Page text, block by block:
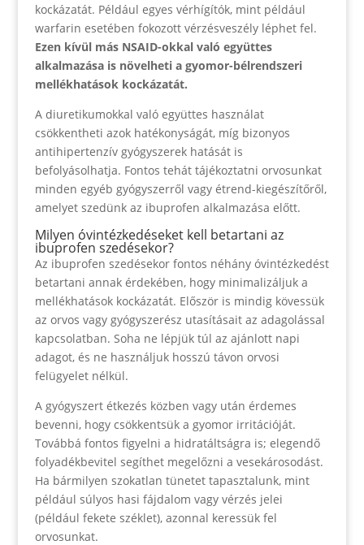
kockázatát. Például egyes vérhígítók, mint például
warfarin esetében fokozott vérzésveszély léphet fel.
Ezen kívül más NSAID-okkal való együttes
alkalmazása is növelheti a gyomor-bélrendszeri
mellékhatások kockázatát.
A diuretikumokkal való együttes használat
csökkentheti azok hatékonyságát, míg bizonyos
antihipertenzív gyógyszerek hatását is
befolyásolhatja. Fontos tehát tájékoztatni orvosunkat
minden egyéb gyógyszerről vagy étrend-kiegészítőről,
amelyet szedünk az ibuprofen alkalmazása előtt.
Milyen óvintézkedéseket kell betartani az
ibuprofen szedésekor?
Az ibuprofen szedésekor fontos néhány óvintézkedést
betartani annak érdekében, hogy minimalizáljuk a
mellékhatások kockázatát. Először is mindig kövessük
az orvos vagy gyógyszerész utasításait az adagolással
kapcsolatban. Soha ne lépjük túl az ajánlott napi
adagot, és ne használjuk hosszú távon orvosi
felügyelet nélkül.
A gyógyszert étkezés közben vagy után érdemes
bevenni, hogy csökkentsük a gyomor irritációját.
Továbbá fontos figyelni a hidratáltságra is; elegendő
folyadékbevitel segíthet megelőzni a vesekárosodást.
Ha bármilyen szokatlan tünetet tapasztalunk, mint
például súlyos hasi fájdalom vagy vérzés jelei
(például fekete széklet), azonnal keressük fel
orvosunkat.